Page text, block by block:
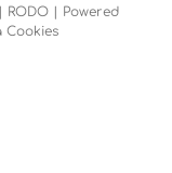
RODO | Powered
Cookies